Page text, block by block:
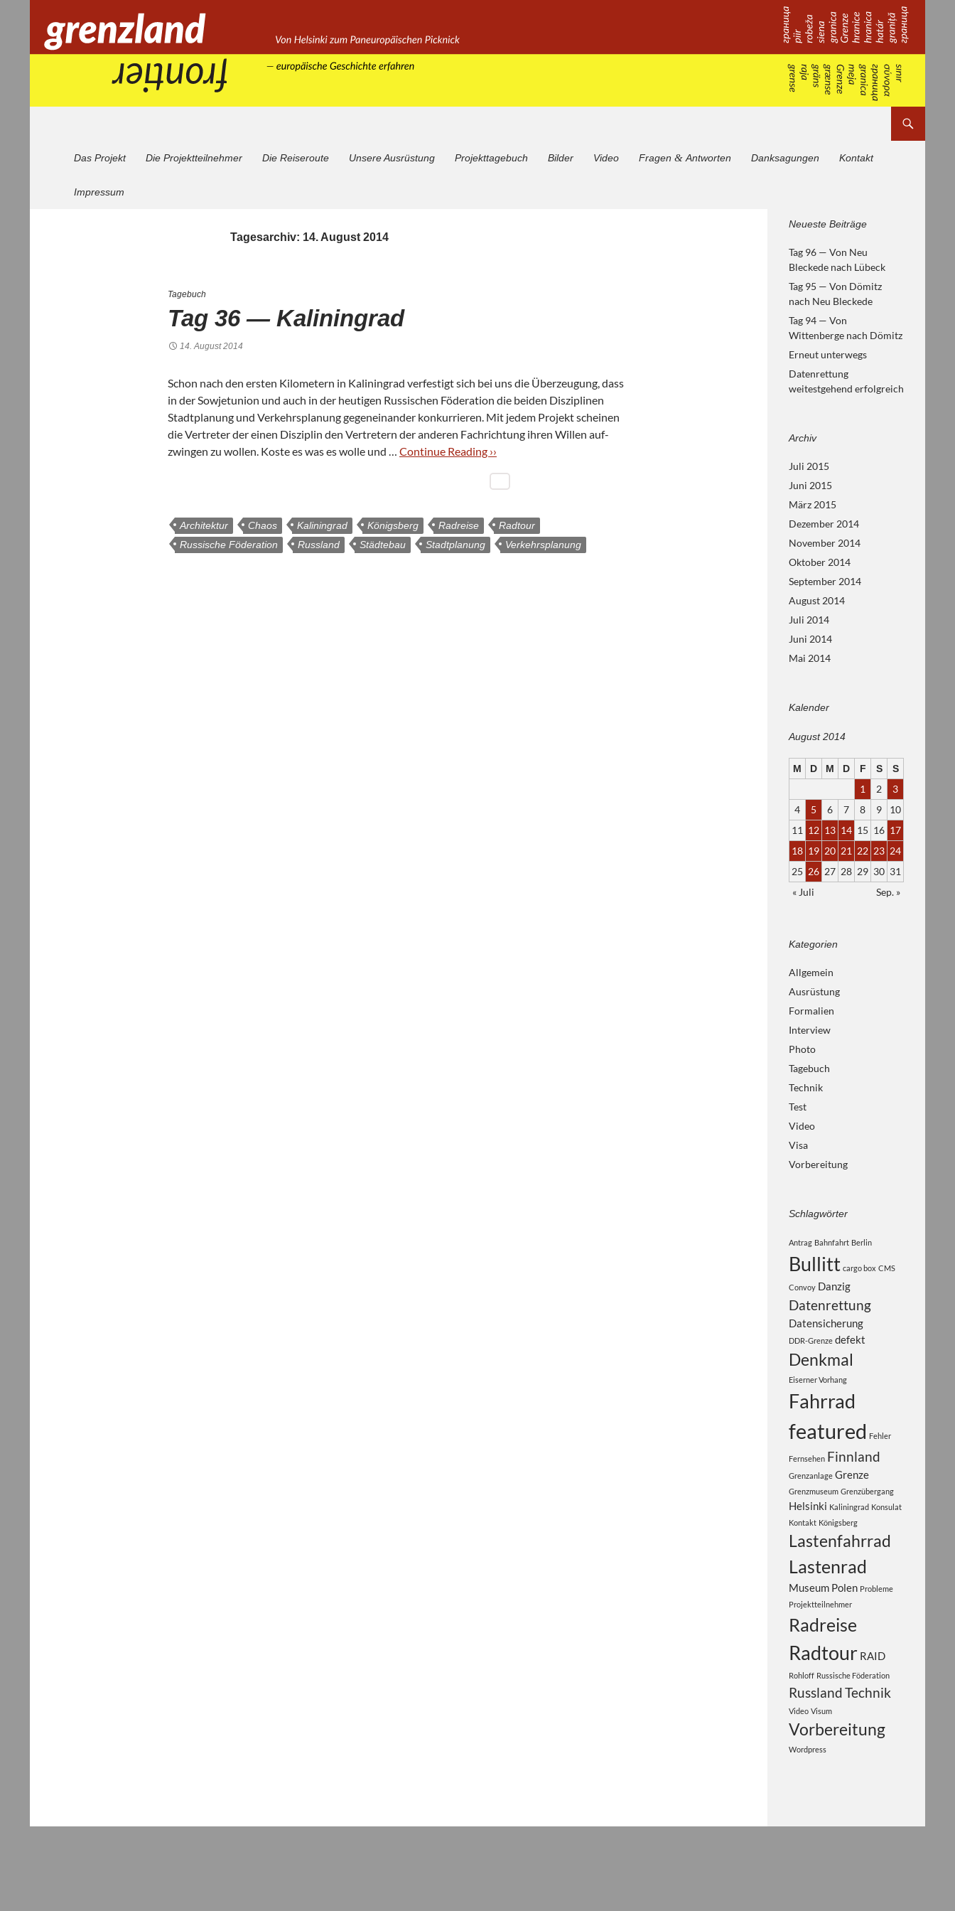
Das Projekt Die Projektteilnehmer Die Reiseroute Unsere Ausrüstung Projekttagebuch Bilder Video Fragen & Antworten Danksagungen Kontakt
Impressum
Tagesarchiv: 14. August 2014
Tagebuch
Tag 36 — Kaliningrad
14. August 2014
Schon nach den ers­ten Kilo­me­tern in Kali­nin­grad ver­fes­tigt sich bei uns die Über­zeu­gung, dass
in der Sowjet­union und auch in der heu­ti­gen Rus­si­schen Föde­ra­tion die bei­den Dis­zi­pli­nen
Stadt­pla­nung und Ver­kehrs­pla­nung gegen­ein­an­der kon­kur­rie­ren. Mit jedem Pro­jekt schei­nen
die Ver­tre­ter der einen Dis­zi­plin den Ver­tre­tern der ande­ren Fach­rich­tung ihren Wil­len auf­
zwin­gen zu wol­len. Koste es was es wolle und … Con­ti­nue Rea­ding ››
Architektur Chaos Kaliningrad Königsberg Radreise
Radtour
Russische Föderation
Russland Städtebau Stadtplanung Verkehrsplanung
Von Helsinki zum
europäische Geschichte
erfahren
Neueste Beiträge
Tag 96 — Von Neu
Bleckede nach Lübeck
Tag 95 — Von Dömitz
nach Neu Bleckede
Tag 94 — Von
Wittenberge nach Dömitz
Erneut unterwegs
Datenrettung
weitestgehend erfolgreich
Archiv
Juli 2015
Juni 2015
März 2015
Dezember 2014
November 2014
Oktober 2014
September 2014
August 2014
Juli 2014
Juni 2014
Mai 2014
Kalender
August 2014
M D M D F S S
1 2
3
4
5 6 7 8 9
10
11 12 13 14 15 16 17
18 19 20 21 22 23 24
25 26 27 28 29 30 31
« Juli
Sep. »
Kategorien
Allgemein
Ausrüstung
Formalien
Interview
Photo
Tagebuch
Technik
Test
Video
Visa
Vorbereitung
Schlagwörter
Antrag Bahnfahrt Berlin
Bullitt cargo box CMS
Convoy Danzig
Datenrettung
Datensicherung
DDR-Grenze defekt
Denkmal
Eiserner Vorhang
Fahrrad
featured Fehler
Fernsehen Finnland
Grenzanlage Grenze
Grenzmuseum Grenzübergang
Helsinki Kaliningrad Konsulat
Kontakt Königsberg
Lastenfahrrad
Lastenrad
Museum Polen Probleme
Projektteilnehmer
Radreise
Radtour RAID
Rohloff Russische Föderation
RusslandTechnik
Video Visum
Vorbereitung
Wordpress